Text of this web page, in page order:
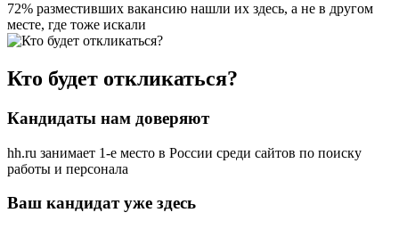
72% разместивших вакансию нашли их здесь, а не в другом
месте, где тоже искали
Кто будет откликаться?
Кандидаты нам доверяют
hh.ru занимает 1-е место в России среди сайтов по поиску
работы и персонала
Ваш кандидат уже здесь